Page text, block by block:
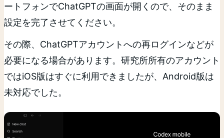
ートフォンでChatGPTの画面が開くので、そのまま
設定を完了させてください。
その際、ChatGPTアカウントへの再ログインなどが
必要になる場合があります。研究所所有のアカウント
ではiOS版はすぐに利用できましたが、Android版は
未対応でした。